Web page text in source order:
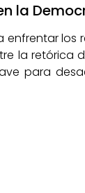
la
la retórica
para